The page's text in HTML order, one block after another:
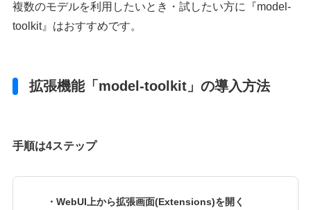
複数のモデルを利用したいとき・試したい方に『model-
toolkit』はおすすめです。
拡張機能「model-toolkit」の導入方法
手順は4ステップ
・WebUI上から拡張画面(Extensions)を開く